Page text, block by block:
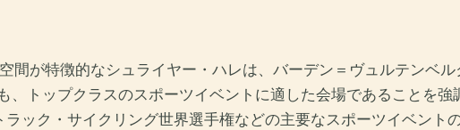
が特徴的なシュライヤー・ハレは、バーデン＝ヴュルテンベ
トップクラスのスポーツイベントに適した会場であることを強
ック・サイクリング世界選手権などの主要なスポーツイベント